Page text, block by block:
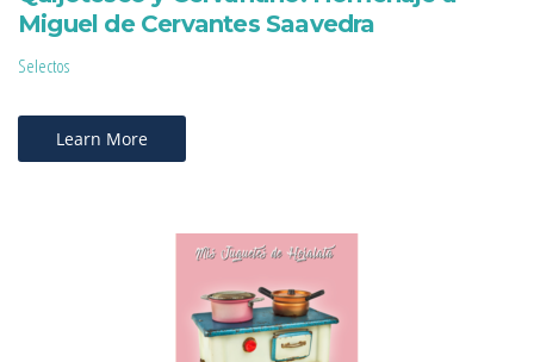
Miguel de Cervantes Saavedra
Selectos
Learn More